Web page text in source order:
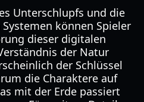
Unterschlupfs und die
können Spieler
dieser digitalen
der Natur
der Schlüssel
die Charaktere auf
mit der Erde passiert